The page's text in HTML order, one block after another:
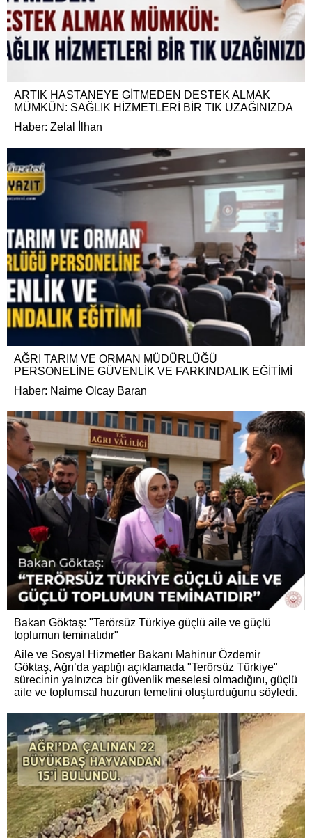
ARTIK HASTANEYE GİTMEDEN DESTEK ALMAK
MÜMKÜN: SAĞLIK HİZMETLERİ BİR TIK UZAĞINIZDA
Haber: Zelal İlhan
AĞRI TARIM VE ORMAN MÜDÜRLÜĞÜ
PERSONELİNE GÜVENLİK VE FARKINDALIK EĞİTİMİ
Haber: Naime Olcay Baran
Bakan Göktaş: "Terörsüz Türkiye güçlü aile ve güçlü
toplumun teminatıdır"
Aile ve Sosyal Hizmetler Bakanı Mahinur Özdemir
Göktaş, Ağrı’da yaptığı açıklamada "Terörsüz Türkiye"
sürecinin yalnızca bir güvenlik meselesi olmadığını, güçlü
aile ve toplumsal huzurun temelini oluşturduğunu söyledi.